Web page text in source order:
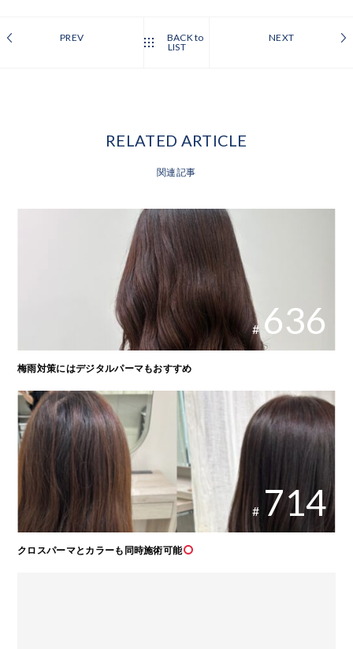
PREV
BACK to
LIST
NEXT
RELATED ARTICLE
関連記事
# 636
梅雨対策にはデジタルパーマもおすすめ
# 714
クロスパーマとカラーも同時施術可能